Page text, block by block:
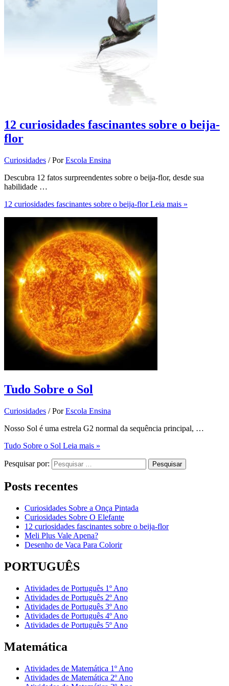
12 curiosidades fascinantes sobre o beija-
flor
Curiosidades / PorEscola Ensina
Descubra 12 fatos surpreendentes sobre o beija-flor, desde sua
habilidade …
12 curiosidades fascinantes sobre o beija-florLeia mais »
Tudo Sobre o Sol
Curiosidades / PorEscola Ensina
Nosso Sol é uma estrela G2 normal da sequência principal, …
Tudo Sobre o Sol Leia mais »
Pesquisar por:
Posts recentes
Curiosidades Sobre a Onça Pintada
Curiosidades Sobre O Elefante
12 curiosidades fascinantes sobre o beija-flor
Meli Plus Vale Apena?
Desenho de Vaca Para Colorir
PORTUGUÊS
Atividades de Português 1º Ano
Atividades de Português 2º Ano
Atividades de Português 3º Ano
Atividades de Português 4º Ano
Atividades de Português 5º Ano
Matemática
Atividades de Matemática 1º Ano
Atividades de Matemática 2º Ano